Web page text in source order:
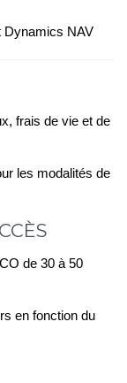
Dynamics NAV
frais de vie et de
les modalités de
de 30 à 50
en fonction du